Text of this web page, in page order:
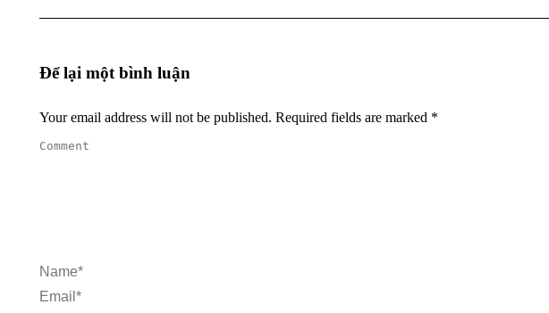
Để lại một bình luận
Your email address will not be published. Required fields are marked *
Comment
Name *
Email *